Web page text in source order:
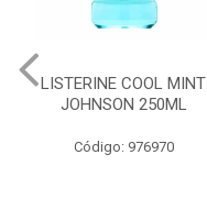
LISTERINE COOL MINT
JOHNSON 250ML
Código: 976970